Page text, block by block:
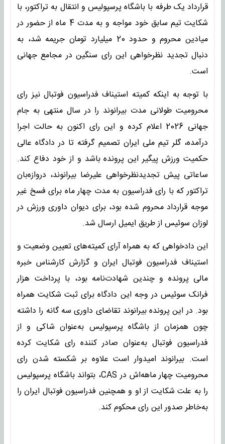
قرارداد یک طرفه با باشگاه پرسپولیس و انتقال به تراکتور، با
شکایت تیم سابق خود مواجه و به مدت 4 ماه از حضور در
میادین محروم و حدود 20 میلیارد تومان جریمه شد، به
دنبال تجدید نظرخواهی این رای سنگین در مجامع جهانی
است.
با توجه به اینکه کمیته استیناف فدراسیون فوتبال نیز رای
محرومیت طولانی مدت بیرانوند را در سال منتهی به جام
جهانی 2026 اعلام کرده و این رای اکنون به حالت اجرا
درآمده، گلر تیم ملی ایران تصمیم گرفته تا در دادگاه عالی
حکمیت ورزش پیگیر این پرونده باشد و از خود دفاع کند.
ساعاتی پیش تجدیدنظرخواهی علیرضا بیرانوند، دروازه‌بان
تراکتور که با رای فدراسیون به مدت چهار ماه برای فسخ غیر
موجه قرارداد محروم شده بود، برای دیوان داوری ورزش در
لوزان سوئیس از طریق ایمیل ارسال شد.
این دادخواهی که به همراه آرای کمیته‌های تعیین وضعیت و
استیناف فدراسیون فوتبال ایران و گزارش کارشناس خبره
مالی پرونده و چندین شهادت‌نامه بود، با پرداخت هزار
فرانک سوئیس در وجه این دادگاه برای ثبت شکایت همراه
بود. در این پرونده بیرانوند تقاضای داوری سه گانه را داشته
چون همزمان از باشگاه پرسپولیس به‌عنوان شاکی و از
فدراسیون فوتبال به‌عنوان صادر کننده رای شکایت کرده
است. بیرانوند امیدوار است علاوه بر شکسته شدن رای
محرومیت چهار ماهه‌اش در CAS، بتواند باشگاه پرسپولیس
را به علت شکایت از او و همچنین فدراسیون فوتبال ایران را
به‌خاطر صدور این رای محکوم کند.